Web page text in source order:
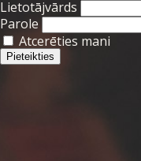
Lietotājvārds
Parole
Atcerēties mani